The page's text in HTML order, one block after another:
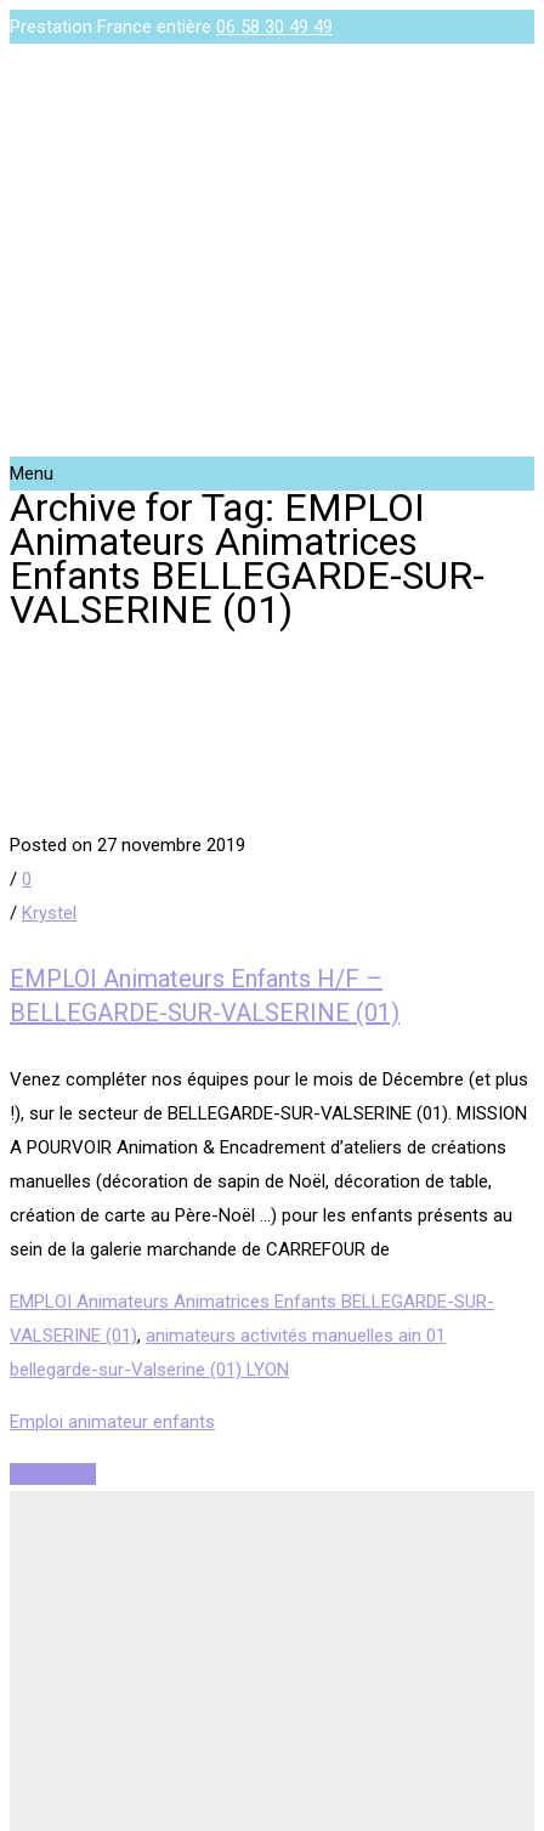
Prestation France entière 06 58 30 49 49
Menu
Archive for Tag: EMPLOI
Animateurs Animatrices
Enfants BELLEGARDE-SUR-
VALSERINE (01)
Posted on 27 novembre 2019
/ 0
/ Krystel
EMPLOI Animateurs Enfants H/F –
BELLEGARDE-SUR-VALSERINE (01)
Venez compléter nos équipes pour le mois de Décembre (et plus
!), sur le secteur de BELLEGARDE-SUR-VALSERINE (01). MISSION
A POURVOIR Animation & Encadrement d’ateliers de créations
manuelles (décoration de sapin de Noël, décoration de table,
création de carte au Père-Noël …) pour les enfants présents au
sein de la galerie marchande de CARREFOUR de
EMPLOI Animateurs Animatrices Enfants BELLEGARDE-SUR-
VALSERINE (01), animateurs activités manuelles ain 01
bellegarde-sur-Valserine (01) LYON
Emploi animateur enfants